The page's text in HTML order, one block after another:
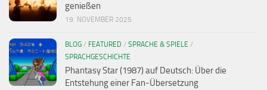
genießen
19. NOVEMBER 2025
BLOG / FEATURED / SPRACHE & SPIELE /
SPRACHGESCHICHTE
Phantasy Star (1987) auf Deutsch: Über die
Entstehung einer Fan-Übersetzung